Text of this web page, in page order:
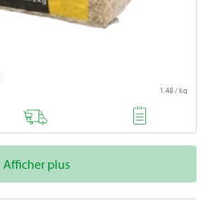
1.48 / kg
Afficher plus